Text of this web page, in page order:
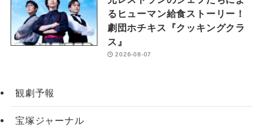
るヒューマン給食ストーリー！
劇団ホチキス『クッキングクラ
ス』
2026-08-07
観劇予報
宝塚ジャーナル